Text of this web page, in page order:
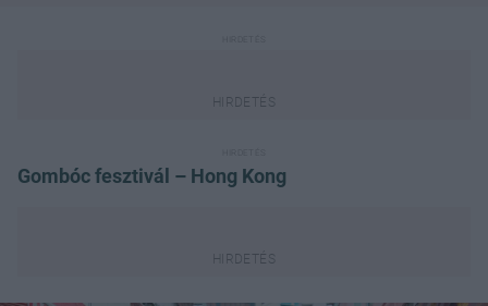
Gombóc fesztivál – Hong Kong